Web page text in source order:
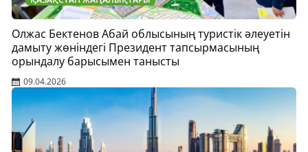
Олжас Бектенов Абай облысының туристік әлеуетін
дамыту жөніндегі Президент тапсырмасының
орындалу барысымен танысты
09.04.2026